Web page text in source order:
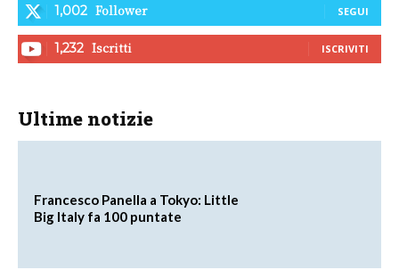
1,002 Follower SEGUI
1,232 Iscritti ISCRIVITI
Ultime notizie
Francesco Panella a Tokyo: Little
Big Italy fa 100 puntate